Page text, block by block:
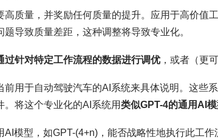
高质量，并奖励任何质量的提升。应用于高价值
导致质量差距，这种调整将导致专业化。
过针对特定工作流程的数据进行调优，或者（更
前用于自动驾驶汽车的AI系统来具体说明。这些
。将这个专业化的AI系统用类似GPT-4的通用AI
AI模型，如GPT-(4+n)，能否战略性地执行此工作